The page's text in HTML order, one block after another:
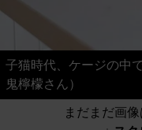
子猫時代、ケージの中
鬼檸檬さん）
まだまだ画